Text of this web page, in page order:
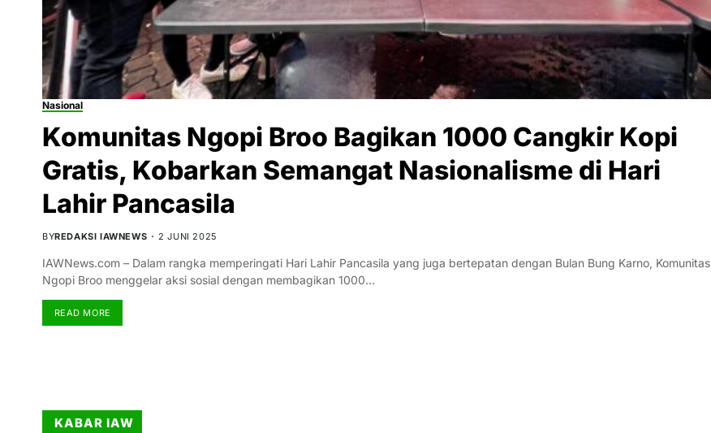
Nasional
Komunitas Ngopi Broo Bagikan 1000 Cangkir Kopi
Gratis, Kobarkan Semangat Nasionalisme di Hari
Lahir Pancasila
BYREDAKSI IAWNEWS 2 JUNI 2025
IAWNews.com – Dalam rangka memperingati Hari Lahir Pancasila yang juga bertepatan dengan Bulan Bung Karno, Komunitas
Ngopi Broo menggelar aksi sosial dengan membagikan 1000…
READ MORE
KABAR IAW